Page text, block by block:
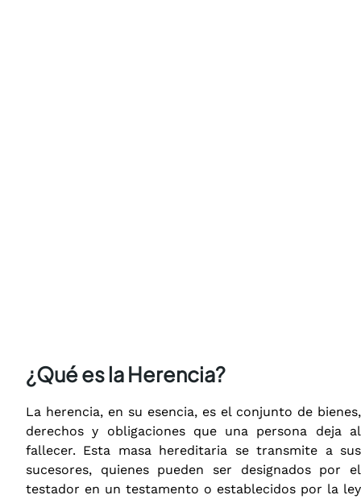
¿Qué es la Herencia?
La herencia, en su esencia, es el conjunto de bienes,
derechos y obligaciones que una persona deja al
fallecer. Esta masa hereditaria se transmite a sus
sucesores, quienes pueden ser designados por el
testador en un testamento o establecidos por la ley